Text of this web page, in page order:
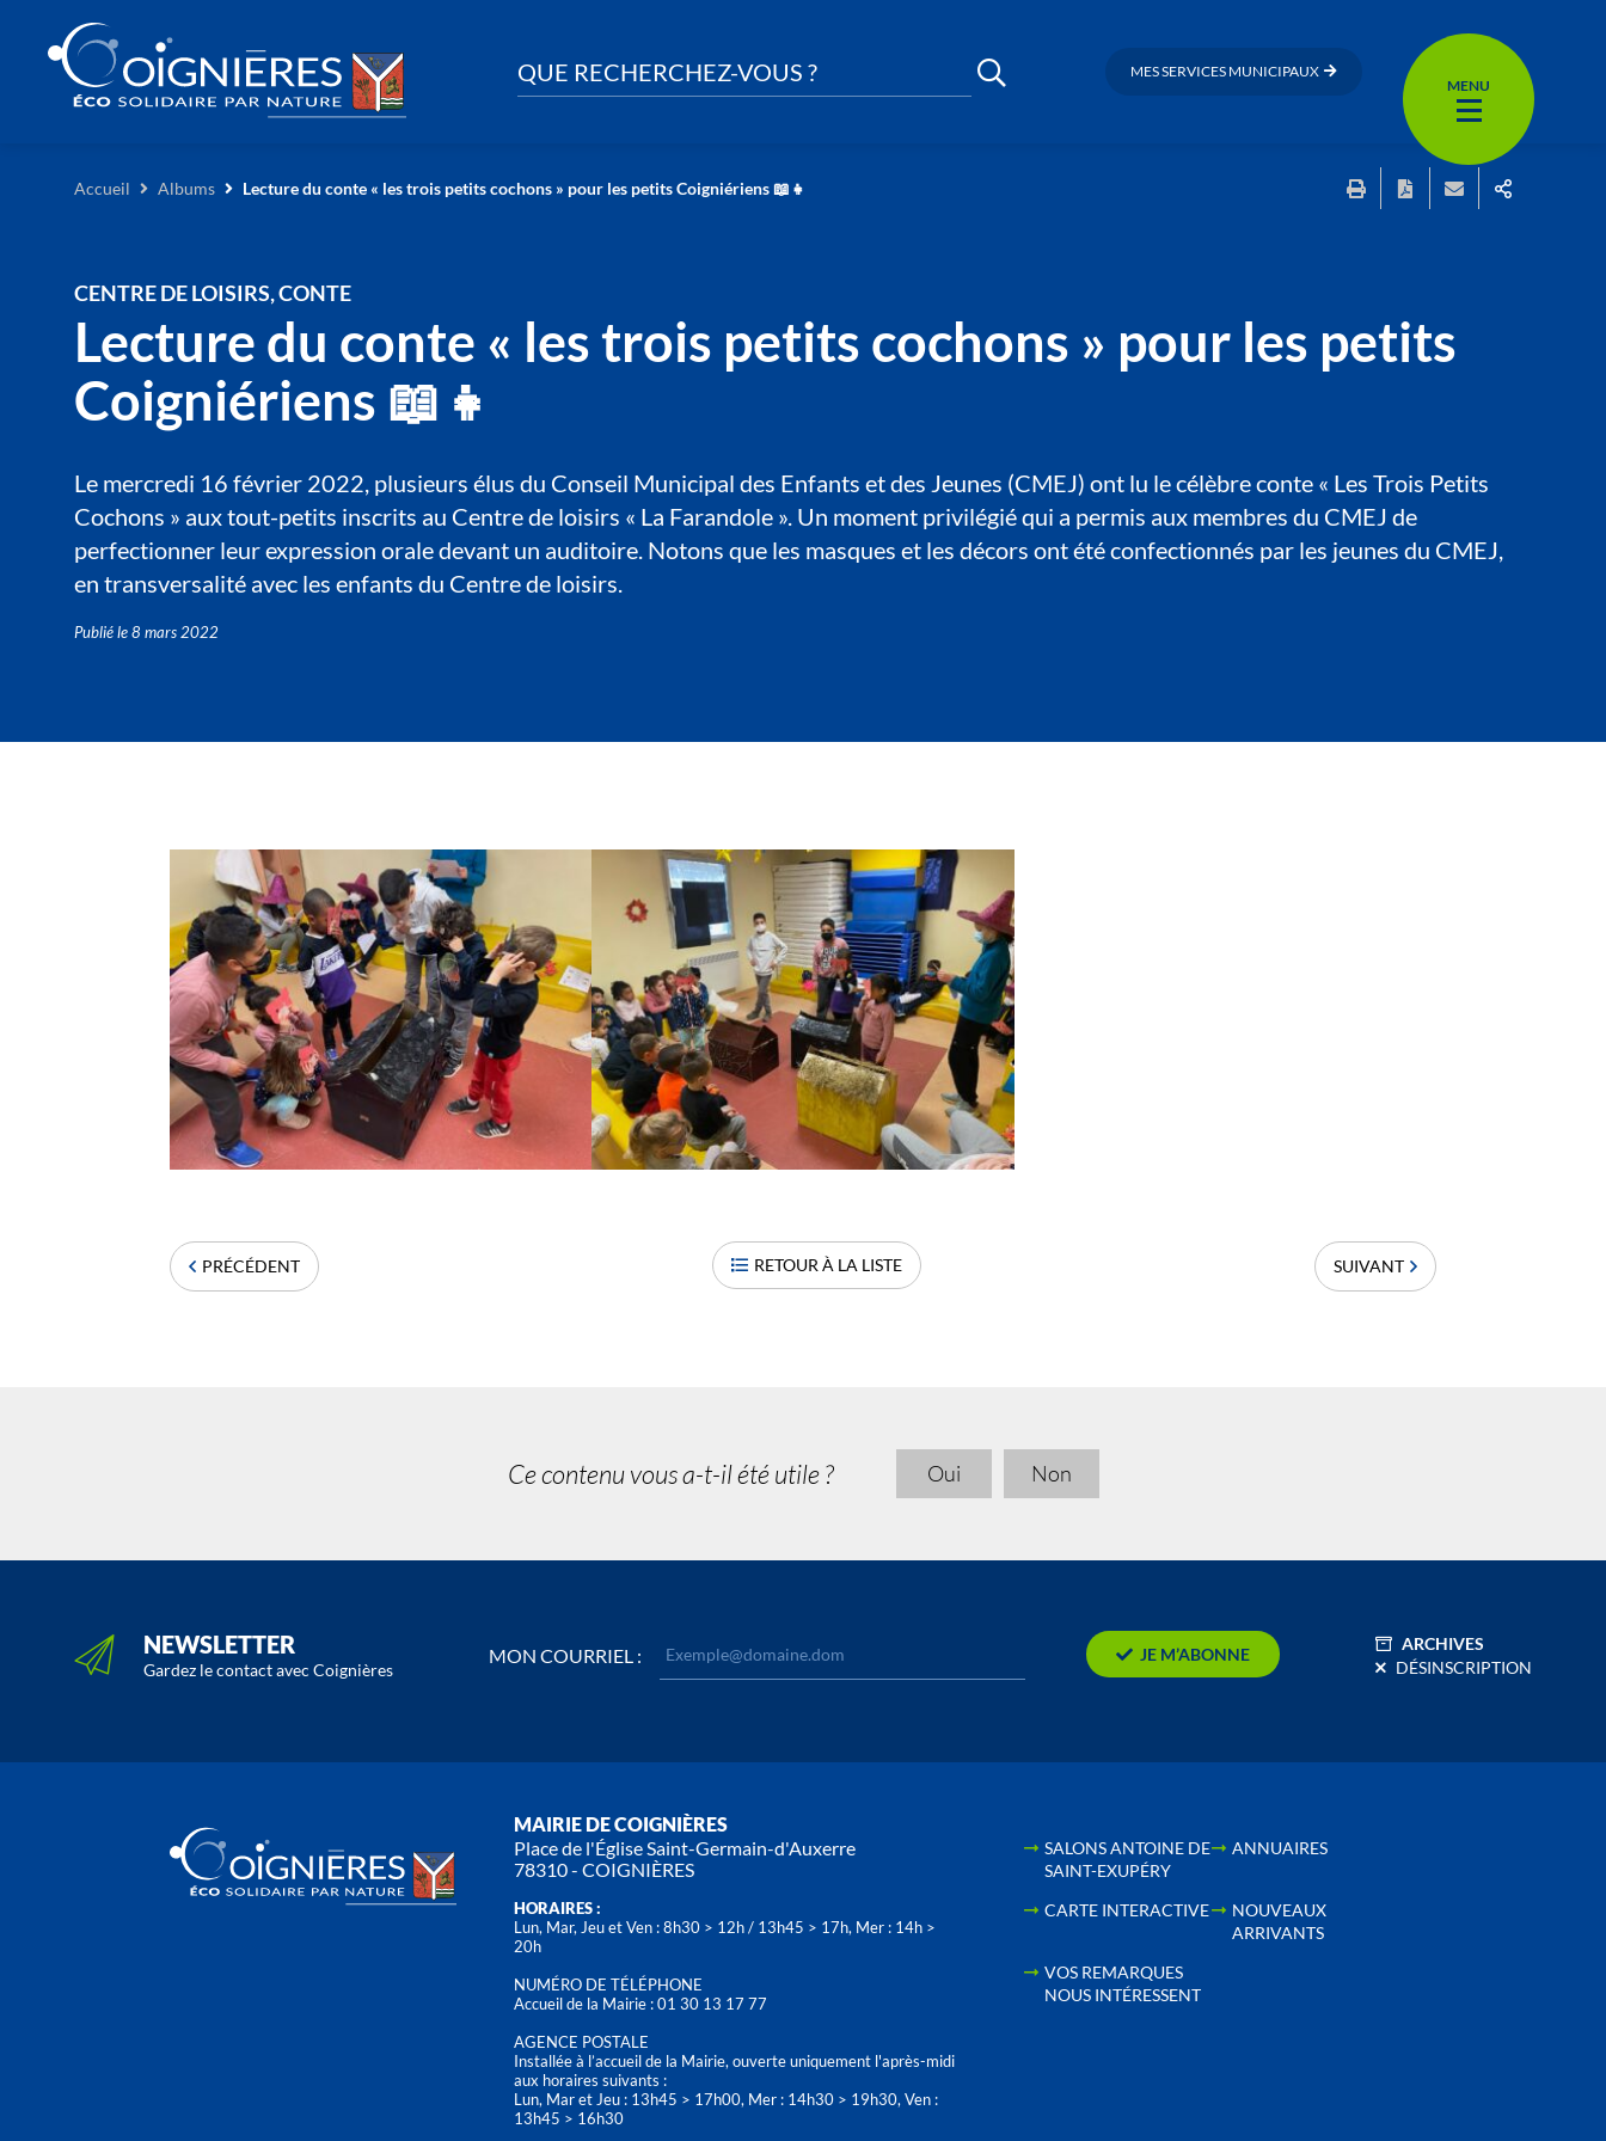
QUE RECHERCHEZ-VOUS ? MES SERVICES MUNICIPAUX
MENU
Accueil Albums Lecture du conte « les trois petits cochons » pour les petits Coigniériens 📖👧
CENTRE DE LOISIRS, CONTE
Lecture du conte « les trois petits cochons » pour les petits
Coigniériens 📖👧
Le mercredi 16 février 2022, plusieurs élus du Conseil Municipal des Enfants et des Jeunes (CMEJ) ont lu le célèbre conte « Les Trois Petits
Cochons » aux tout-petits inscrits au Centre de loisirs « La Farandole ». Un moment privilégié qui a permis aux membres du CMEJ de
perfectionner leur expression orale devant un auditoire. Notons que les masques et les décors ont été confectionnés par les jeunes du CMEJ,
en transversalité avec les enfants du Centre de loisirs.
Publié le8 mars 2022
PRÉCÉDENT RETOUR À LA LISTE SUIVANT
Ce contenu vous a-t-il été utile ? Oui Non
NEWSLETTER
Gardez le contact avec Coignières
MON COURRIEL : JE M’ABONNE
ARCHIVES
DÉSINSCRIPTION
MAIRIE DE COIGNIÈRES
Place de l'Église Saint-Germain-d'Auxerre
78310 - COIGNIÈRES
HORAIRES :
Lun, Mar, Jeu et Ven : 8h30 > 12h / 13h45 > 17h, Mer : 14h >
20h
NUMÉRO DE TÉLÉPHONE
Accueil de la Mairie : 01 30 13 17 77
AGENCE POSTALE
Installée à l’accueil de la Mairie, ouverte uniquement l'après-midi
aux horaires suivants :
Lun, Mar et Jeu : 13h45 > 17h00, Mer : 14h30 > 19h30, Ven :
13h45 > 16h30
SALONS ANTOINE DE
SAINT-EXUPÉRY
ANNUAIRES
CARTE INTERACTIVE
NOUVEAUX
ARRIVANTS
VOS REMARQUES
NOUS INTÉRESSENT